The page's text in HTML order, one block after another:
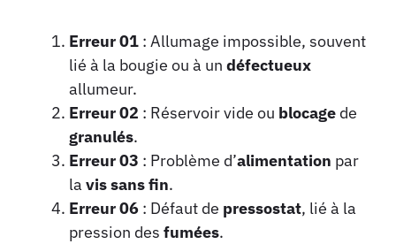
Erreur 01 : Allumage impossible, souvent
lié à la bougie ou à un défectueux
allumeur.
Erreur 02 : Réservoir vide ou blocage de
granulés.
Erreur 03 : Problème d’alimentation par
la vis sans fin.
Erreur 06 : Défaut de pressostat, lié à la
pression des fumées.